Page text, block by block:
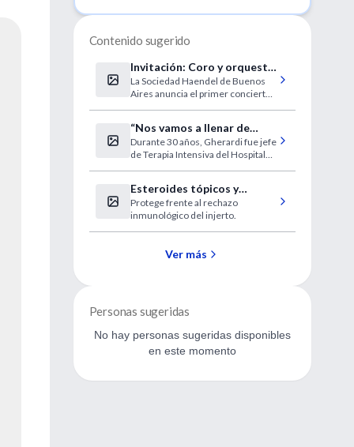
Contenido sugerido
Invitación: Coro y orquesta
de la Sociedad Haendel
La Sociedad Haendel de Buenos
Aires anuncia el primer concierto
Alexander´s Feast, de Georg
Friedrich Haendel.
“Nos vamos a llenar de
enfermos en estado
vegetativo”
Durante 30 años, Gherardi fue jefe
de Terapia Intensiva del Hospital
Esteroides tópicos y
rechazo de injertos
oculares
Protege frente al rechazo
inmunológico del injerto.
Ver más
Personas sugeridas
No hay personas sugeridas disponibles
en este momento